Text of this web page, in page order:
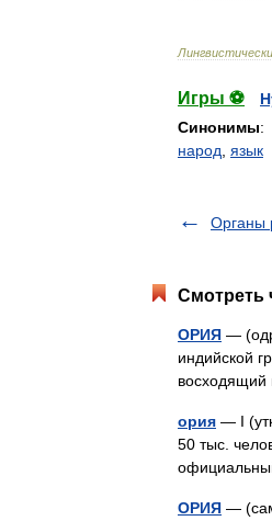
Игры ⚽
Синонимы:
народ язык
Органы
Смотреть
ОРИЯ —
индийской
ория — I
50 тыс.
ОРИЯ —